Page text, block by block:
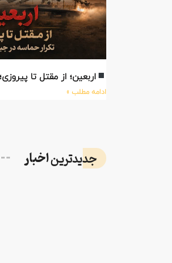
اربعین؛ از مقتل تا
ادامه مطلب »
جدیدتریناخبار